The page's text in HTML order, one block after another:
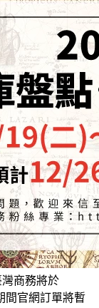
灣商務將於
間官網訂單將暫